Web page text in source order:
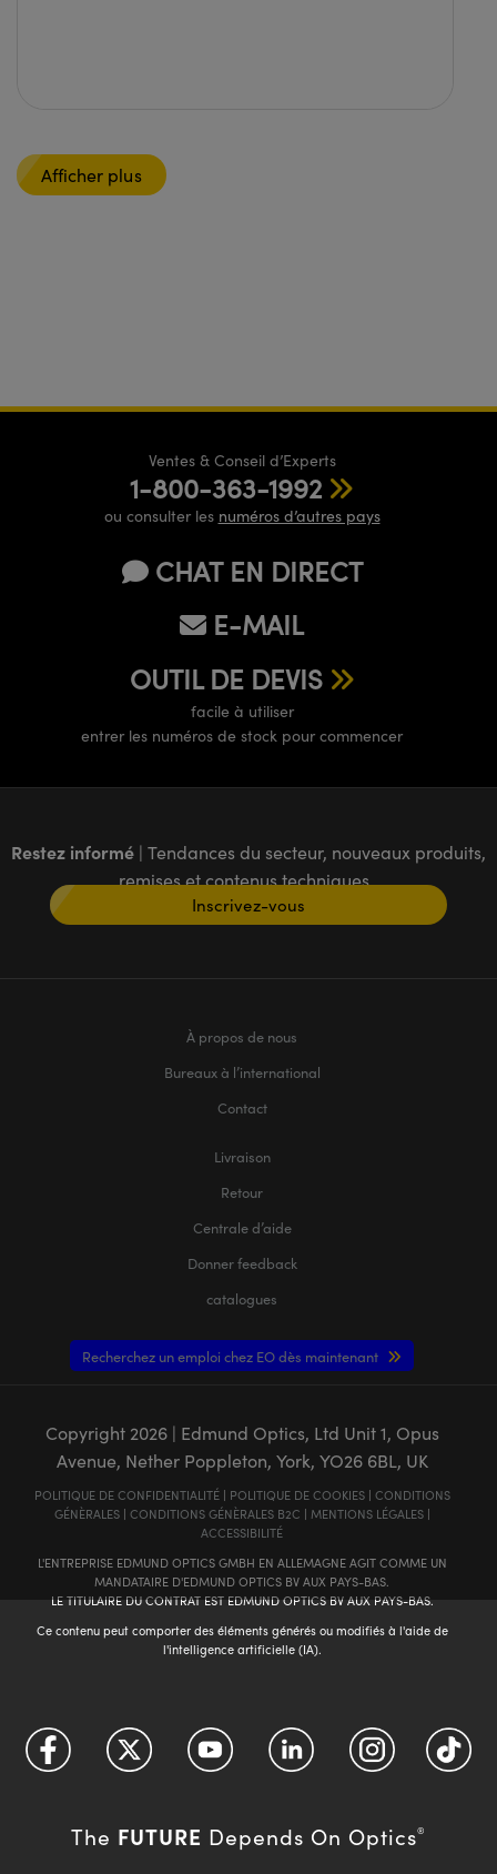
Afficher plus
Ventes & Conseil d’Experts
1-800-363-1992
ou consulter les numéros d’autres pays
CHAT EN DIRECT
E-MAIL
OUTIL DE DEVIS
facile à utiliser
entrer les numéros de stock pour commencer
Restez informé | Tendances du secteur, nouveaux produits,
remises et contenus techniques
Inscrivez-vous
À propos de nous
Bureaux à l’international
Contact
Livraison
Retour
Centrale d’aide
Donner feedback
catalogues
Recherchez un emploi chez EO dès maintenant
Copyright 2026| Edmund Optics, Ltd Unit 1, Opus
Avenue, Nether Poppleton, York, YO26 6BL, UK
POLITIQUE DE CONFIDENTIALITÉ| POLITIQUE DE COOKIES| CONDITIONS
GÉNÈRALES| CONDITIONS GÉNÈRALES B2C | MENTIONS LÉGALES|
ACCESSIBILITÉ
L'ENTREPRISE EDMUND OPTICS GMBH EN ALLEMAGNE AGIT COMME UN
MANDATAIRE D'EDMUND OPTICS BV AUX PAYS-BAS.
LE TITULAIRE DU CONTRAT EST EDMUND OPTICS BV AUX PAYS-BAS.
Ce contenu peut comporter des éléments générés ou modifiés à l'aide de
l'intelligence artificielle (IA).
The FUTURE Depends On Optics®